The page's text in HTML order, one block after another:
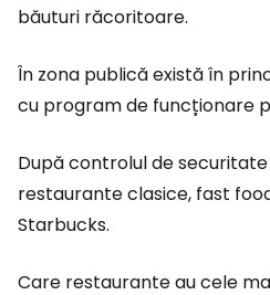
băuturi răcoritoare.
În zona publică există în
cu program de funcționare
După controlul de
restaurante clasice, fast
Starbucks.
Care restaurante au cele